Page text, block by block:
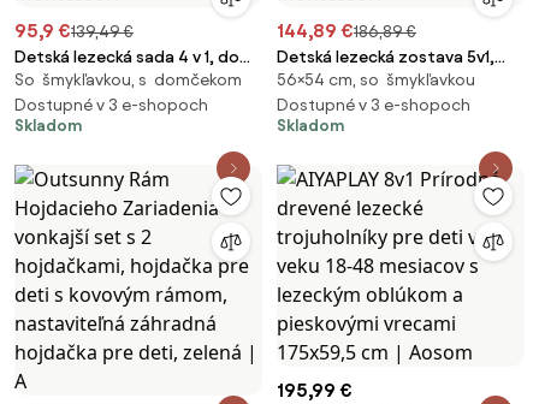
95,9 €139,49 €
Detská lezecká sada 4 v 1, do
interiéru, štýl Montessori
So šmykľavkou, s domčekom
Dostupné v 3 e-shopoch
Skladom
144,89 €186,89 €
Detská lezecká zostava 5v1,
vnútorná, v štýle Montessori
56×54 cm, so šmykľavkou
Dostupné v 3 e-shopoch
Skladom
195,99 €